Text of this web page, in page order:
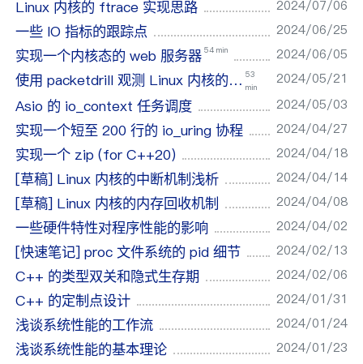
Linux 内核的 ftrace 实现思路 2024/07/06
一些 IO 指标的跟踪点 2024/06/25
实现一个内核态的 web 服务器 54 min 2024/06/05
使用 packetdrill 观测 Linux 内核的 TCP 状态转移 53
min
2024/05/21
Asio 的 io_context 任务调度 2024/05/03
实现一个短至 200 行的 io_uring 协程 2024/04/27
实现一个 zip (for C++20) 2024/04/18
[草稿] Linux 内核的中断机制浅析 2024/04/14
[草稿] Linux 内核的内存回收机制 2024/04/08
一些硬件特性对程序性能的影响 2024/04/02
[快速笔记] proc 文件系统的 pid 细节 2024/02/13
C++ 的类型双关和隐式生存期 2024/02/06
C++ 的定制点设计 2024/01/31
浅谈系统性能的工作流 2024/01/24
浅谈系统性能的基本理论 2024/01/23